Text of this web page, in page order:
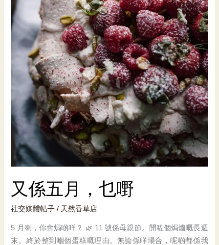
又係五月，乜嘢
社交媒體帖子 / 天然香草店
5 月喇，你會焗啲咩？ 🌿 11 號係母親節。開咗個焗爐嘅長週
末。終於整到嗰個蛋糕嘅理由。無論係咩場合，呢啲都係我